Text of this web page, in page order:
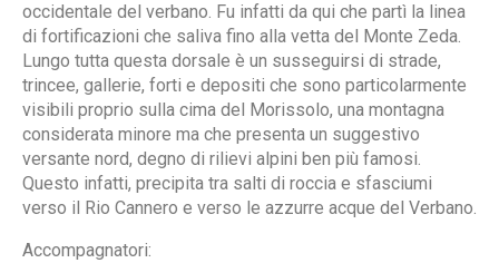
occidentale del verbano. Fu infatti da qui che partì la linea
di fortificazioni che saliva fino alla vetta del Monte Zeda.
Lungo tutta questa dorsale è un susseguirsi di strade,
trincee, gallerie, forti e depositi che sono particolarmente
visibili proprio sulla cima del Morissolo, una montagna
considerata minore ma che presenta un suggestivo
versante nord, degno di rilievi alpini ben più famosi.
Questo infatti, precipita tra salti di roccia e sfasciumi
verso il Rio Cannero e verso le azzurre acque del Verbano.
Accompagnatori: